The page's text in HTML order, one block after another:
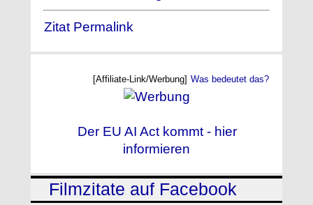
Zitat Permalink
[Affiliate-Link/Werbung] Was bedeutet das?
Der EU AI Act kommt - hier
informieren
Filmzitate auf Facebook